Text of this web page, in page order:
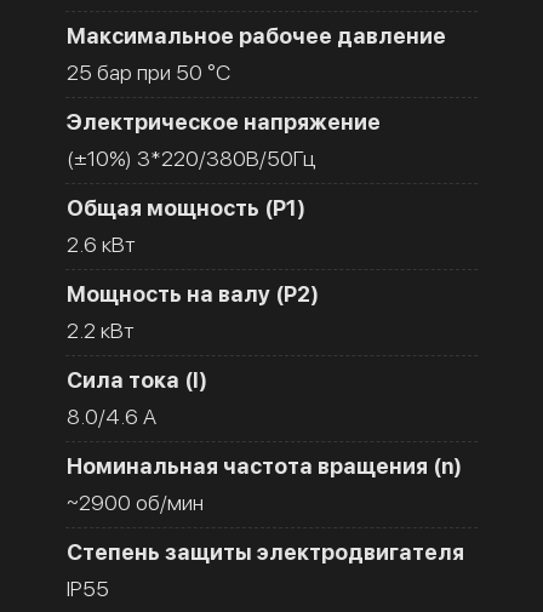
Максимальное рабочее давление
25 бар при 50 °C
Электрическое напряжение
(±10%) 3*220/380В/50Гц
Общая мощность (Р1)
2.6 кВт
Мощность на валу (Р2)
2.2 кВт
Сила тока (I)
8.0/4.6 A
Номинальная частота вращения (n)
~2900 об/мин
Степень защиты электродвигателя
IP55